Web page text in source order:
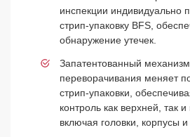
инспекции индивидуально
стрип-упаковку BFS,
обнаружение утечек.
Запатентованный механизм
переворачивания меняет
стрип-упаковки,
контроль как верхней, так
включая головки, корпусы и